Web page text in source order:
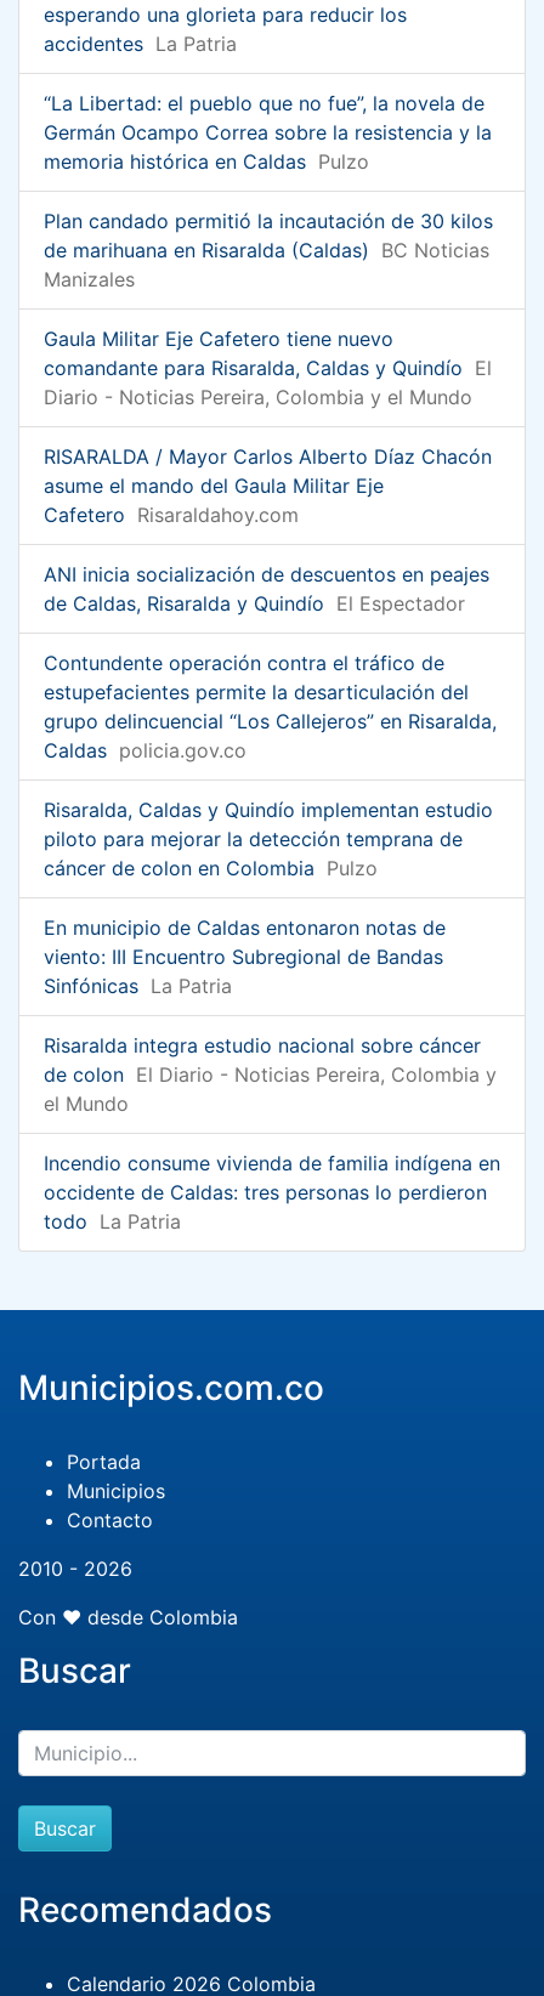
esperando una glorieta para reducir los
accidentes La Patria
“La Libertad: el pueblo que no fue”, la novela de
Germán Ocampo Correa sobre la resistencia y la
memoria histórica en Caldas Pulzo
Plan candado permitió la incautación de 30 kilos
de marihuana en Risaralda (Caldas)
BC Noticias
Manizales
Gaula Militar Eje Cafetero tiene nuevo
comandante para Risaralda, Caldas y Quindío El
Diario - Noticias Pereira, Colombia y el Mundo
RISARALDA / Mayor Carlos Alberto Díaz Chacón
asume el mando del Gaula Militar Eje
Cafetero Risaraldahoy.com
ANI inicia socialización de descuentos en peajes
de Caldas, Risaralda y Quindío El Espectador
Contundente operación contra el tráfico de
estupefacientes permite la desarticulación del
grupo delincuencial “Los Callejeros” en Risaralda,
Caldas policia.gov.co
Risaralda, Caldas y Quindío implementan estudio
piloto para mejorar la detección temprana de
cáncer de colon en Colombia Pulzo
En municipio de Caldas entonaron notas de
viento: III Encuentro Subregional de Bandas
Sinfónicas La Patria
Risaralda integra estudio nacional sobre cáncer
de colon El Diario - Noticias Pereira, Colombia y
el Mundo
Incendio consume vivienda de familia indígena en
occidente de Caldas: tres personas lo perdieron
todo La Patria
Municipios.com.co
Portada
Municipios
Contacto
2010 - 2026
Con ❤️ desde Colombia
Buscar
Buscar
Recomendados
Calendario 2026 Colombia